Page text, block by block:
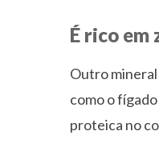
É rico em
Outro mineral
como o
proteica no